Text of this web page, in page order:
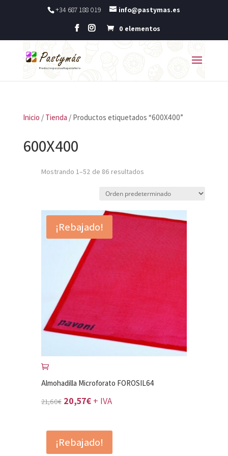
+34 687 188 019 info@pastymas.es
0 elementos
Inicio / Tienda / Productos etiquetados “600X400”
600X400
Mostrando 1–52 de 86 resultados
¡Rebajado!
Almohadilla Microforato FOROSIL64
21,60€ El
original
era:
20,57€El
actual
es:
+ IVA
¡Rebajado!